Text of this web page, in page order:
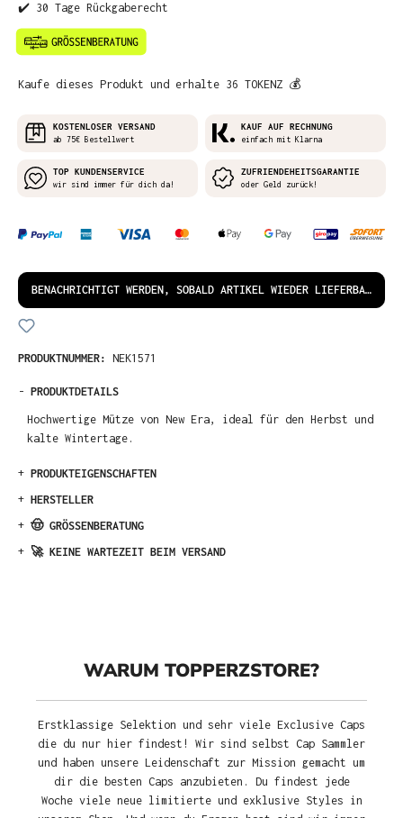
✔️ 30 Tage Rückgaberecht
Kaufe dieses Produkt und erhalte 36 TOKENZ 💰
KOSTENLOSER VERSAND
ab 75€ Bestellwert
KAUF AUF RECHNUNG
einfach mit Klarna
TOP KUNDENSERVICE
wir sind immer für dich da!
ZUFRIENDEHEITSGARANTIE
oder Geld zurück!
BENACHRICHTIGT WERDEN, SOBALD ARTIKEL WIEDER LIEFERBAR IST!
PRODUKTNUMMER: NEK1571
- PRODUKTDETAILS
Hochwertige Mütze von New Era, ideal für den Herbst und
kalte Wintertage.
+ PRODUKTEIGENSCHAFTEN
+ HERSTELLER
+ 🤠 GRÖSSENBERATUNG
+ 🚀 KEINE WARTEZEIT BEIM VERSAND
WARUM TOPPERZSTORE?
Erstklassige Selektion und sehr viele Exclusive Caps
die du nur hier findest! Wir sind selbst Cap Sammler
und haben unsere Leidenschaft zur Mission gemacht um
dir die besten Caps anzubieten. Du findest jede
Woche viele neue limitierte und exklusive Styles in